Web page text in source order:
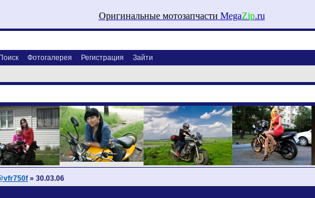
Оригинальные мотозапчасти MegaZip.ru
Поиск Фотогалерея Регистрация
Зайти
» 30.03.06